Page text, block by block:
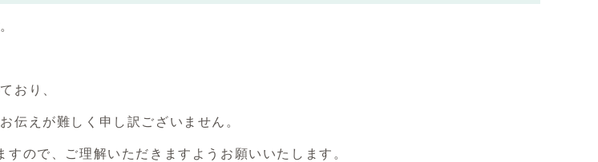
おり、
伝えが難しく申し訳ございません。
ので、ご理解いただきますようお願いいたします。